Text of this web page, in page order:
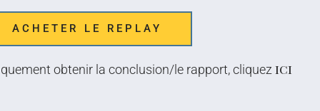
ACHETER LE REPLAY
obtenir la conclusion/le rapport, cliquezici